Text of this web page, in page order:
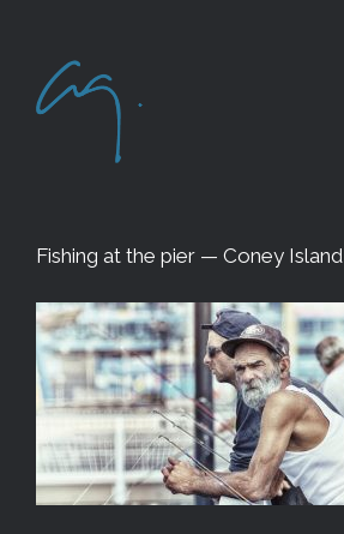
content
Fishing at the pier — Coney Island